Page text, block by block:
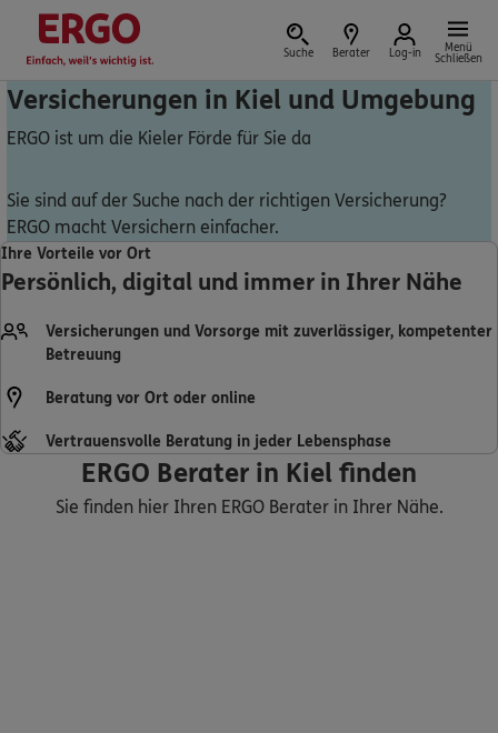
Suche Berater Log-in
Menü
Schließen
Schaden oder Leistungsfall melden
Bequem online oder telefonisch
Rechnung einreichen
Versicherungen in Kiel und Umgebung
ERGO ist um die Kieler Förde für Sie da
Sie sind auf der Suche nach der richtigen Versicherung?
ERGO macht Versichern einfacher.
Ihre Vorteile vor Ort
Persönlich, digital und immer in Ihrer Nähe
Versicherungen und Vorsorge mit zuverlässiger, kompetenter
Betreuung
Beratung vor Ort oder online
Vertrauensvolle Beratung in jeder Lebensphase
ERGO Berater in Kiel finden
Sie finden hier Ihren ERGO Berater in Ihrer Nähe.